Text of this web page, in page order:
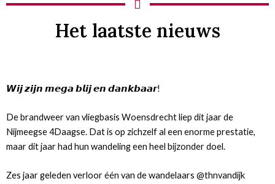
Het laatste nieuws
𝙒𝙞𝙟 𝙯𝙞𝙟𝙣 𝙢𝙚𝙜𝙖 𝙗𝙡𝙞𝙟 𝙚𝙣 𝙙𝙖𝙣𝙠𝙗𝙖𝙖𝙧!
De brandweer van vliegbasis Woensdrecht liep dit jaar de
Nijmeegse 4Daagse. Dat is op zichzelf al een enorme prestatie,
maar dit jaar had hun wandeling een heel bijzonder doel.
Zes jaar geleden verloor één van de wandelaars @thnvandijk